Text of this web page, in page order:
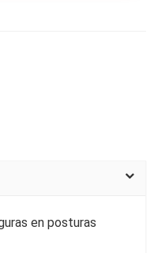
en posturas